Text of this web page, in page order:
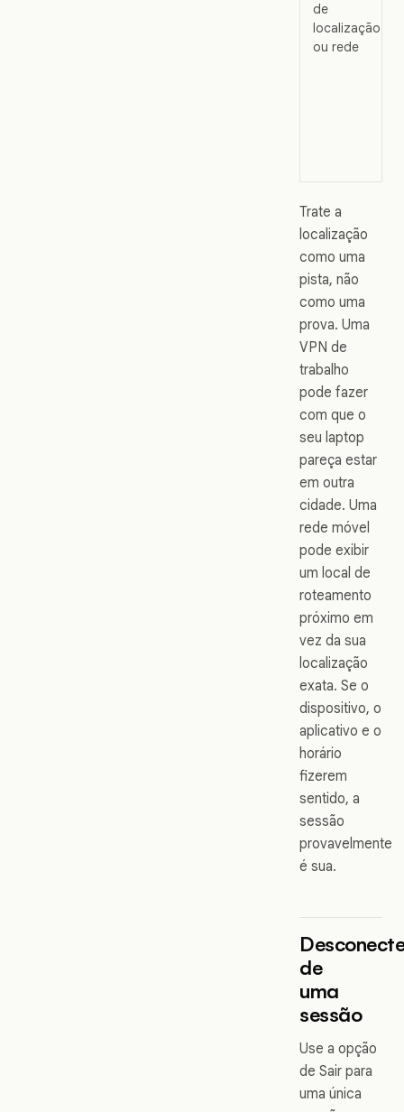
de
localização
ou rede
Trate a
localização
como uma
pista, não
como uma
prova. Uma
VPN de
trabalho
pode fazer
com que o
seu laptop
pareça estar
em outra
cidade. Uma
rede móvel
pode exibir
um local de
roteamento
próximo em
vez da sua
localização
exata. Se o
dispositivo, o
aplicativo e o
horário
fizerem
sentido, a
sessão
provavelmente
é sua.
de
uma
sessão
Use a opção
de Sair para
uma única